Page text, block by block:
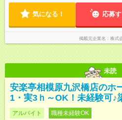
談可能◎
気になる！ 応募
掲載元企業名 株式
未読
安楽亭相模原九沢橋店のホ
1・実3ｈ～OK！未経験可♪
アルバイト 職種未経験OK